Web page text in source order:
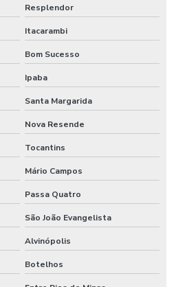
Resplendor
Itacarambi
Bom Sucesso
Ipaba
Santa Margarida
Nova Resende
Tocantins
Mário Campos
Passa Quatro
São João Evangelista
Alvinópolis
Botelhos